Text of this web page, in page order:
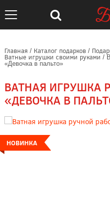
Главная / Каталог подарков/
Ватные игрушки своими руками /
«Девочка в пальто»
ВАТНАЯ ИГРУШКА
«ДЕВОЧКА В